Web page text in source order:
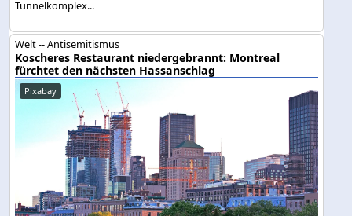
Tunnelkomplex...
Welt -- Antisemitismus
Koscheres Restaurant niedergebrannt: Montreal
fürchtet den nächsten Hassanschlag
Pixabay